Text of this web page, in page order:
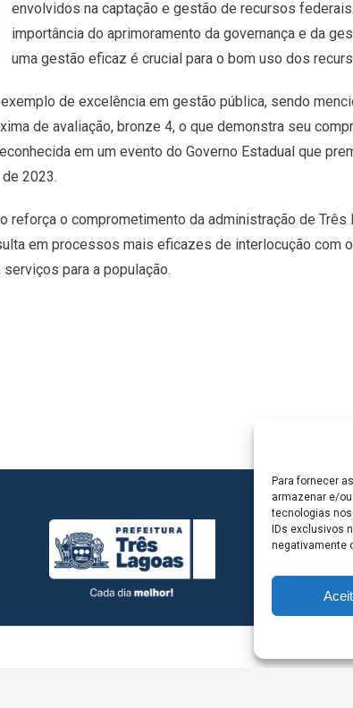
Para fornecer
armazenar e/
tecnologias
IDs exclusivos
negativamente
envolvidos na captação e gestão de recursos
importância do aprimoramento da governança e da
uma gestão eficaz é crucial para o bom uso dos
de excelência em gestão pública, sendo
de avaliação, bronze 4, o que demonstra seu
em um evento do Governo Estadual que
2023.
o comprometimento da administração de
em processos mais eficazes de interlocução com
para a população.